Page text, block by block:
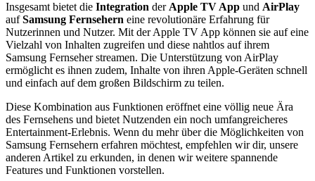
Insgesamt bietet die Integration derApple TV App und AirPlay
aufSamsung Fernsehern eine revolutionäre Erfahrung für
Nutzerinnen und Nutzer. Mit der Apple TV App können sie auf eine
Vielzahl von Inhalten zugreifen und diese nahtlos auf ihrem
Samsung Fernseher streamen. Die Unterstützung von AirPlay
ermöglicht es ihnen zudem, Inhalte von ihren Apple-Geräten schnell
und einfach auf dem großen Bildschirm zu teilen.
Diese Kombination aus Funktionen eröffnet eine völlig neue Ära
des Fernsehens und bietet Nutzenden ein noch umfangreicheres
Entertainment-Erlebnis. Wenn du mehr über die Möglichkeiten von
Samsung Fernsehern erfahren möchtest, empfehlen wir dir, unsere
anderen Artikel zu erkunden, in denen wir weitere spannende
Features und Funktionen vorstellen.